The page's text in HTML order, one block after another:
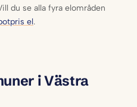
du se alla fyra elområden
el.
i Västra